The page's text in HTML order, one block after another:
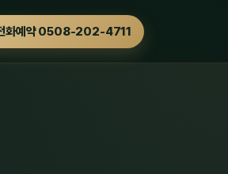
화예약 0508-202-4711